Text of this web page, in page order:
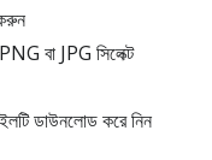
বা JPG সিলেক্ট
ডাউনলোড করে নিন